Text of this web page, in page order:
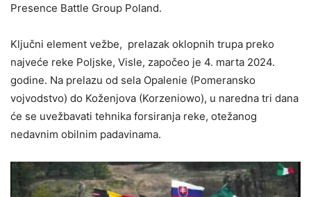
Presence Battle Group Poland.
Ključni element vežbe, prelazak oklopnih trupa preko
najveće reke Poljske, Visle, započeo je 4. marta 2024.
godine. Na prelazu od sela Opalenie (Pomeransko
vojvodstvo) do Koženjova (Korzeniowo), u naredna tri dana
će se uvežbavati tehnika forsiranja reke, otežanog
nedavnim obilnim padavinama.